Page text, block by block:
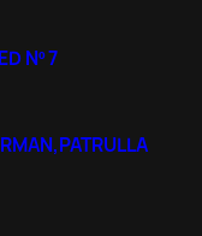
Nº 7